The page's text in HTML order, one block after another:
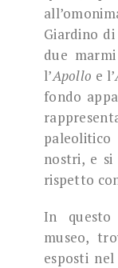
Giardino
due
l’Apollo e l’
fondo
nostri, e
rispetto
In
museo,
esposti